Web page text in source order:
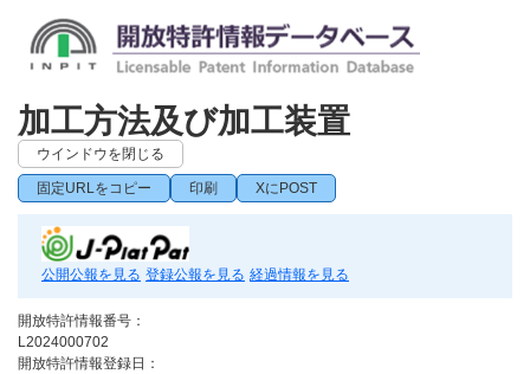
加工方法及び加工装置
ウインドウを閉じる
固定URLをコピー 印刷 XにPOST
公開公報を見る 登録公報を見る 経過情報を見る
開放特許情報番号：
L2024000702
開放特許情報登録日：